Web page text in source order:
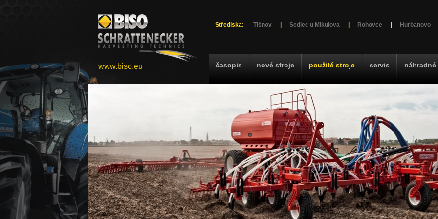
Střediska: Tišnov Sedlec u Mikulova Rohovce Hurbanovo
časopis nové stroje použité stroje servis
www.biso.eu